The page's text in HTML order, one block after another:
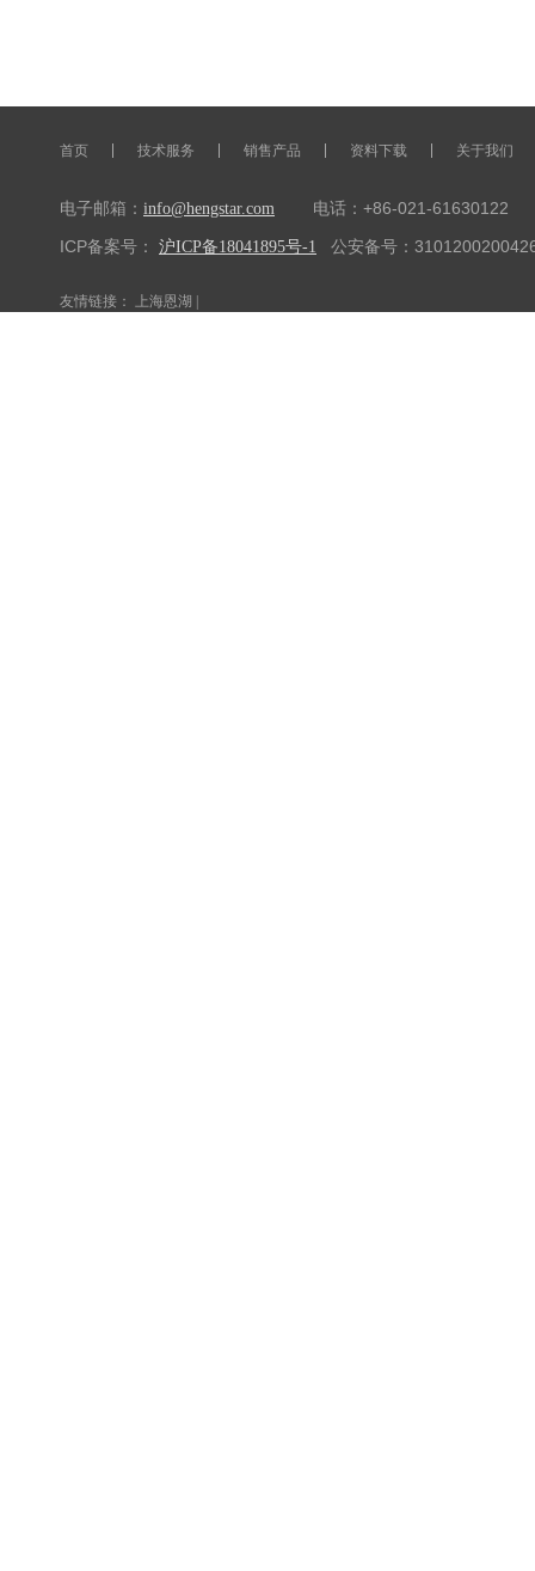
首页 技术服务 销售产品 资料下载 关于我们
电子邮箱： info@hengstar.com
电话：+86-021-61630122
ICP备案号： 沪ICP备18041895号-1 公安备号：
友情链接： 上海恩湖